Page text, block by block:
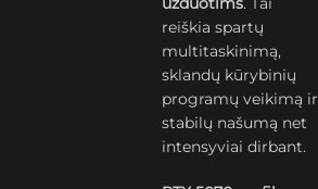
reiškia spartų
multitaskinimą,
sklandų kūrybinių
programų veikimą ir
stabilų našumą net
intensyviai dirbant.